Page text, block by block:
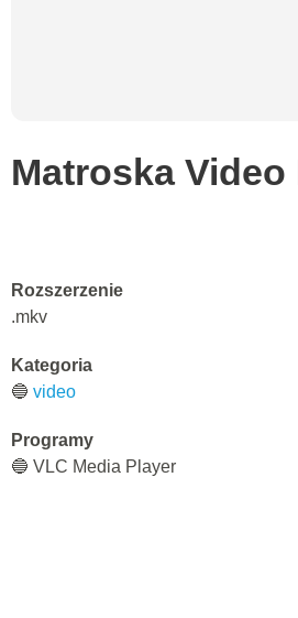
Matroska Video
Rozszerzenie
.mkv
Kategoria
🔵 video
Programy
🔵 VLC Media Player